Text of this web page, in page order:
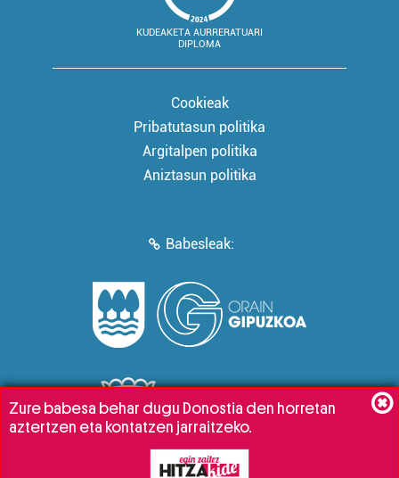
KUDEAKETA AURRERATUARI
DIPLOMA
Cookieak
Pribatutasun politika
Argitalpen politika
Aniztasun politika
Babesleak:
Zure babesa behar dugu Donostia den horretan
aztertzen eta kontatzen jarraitzeko.